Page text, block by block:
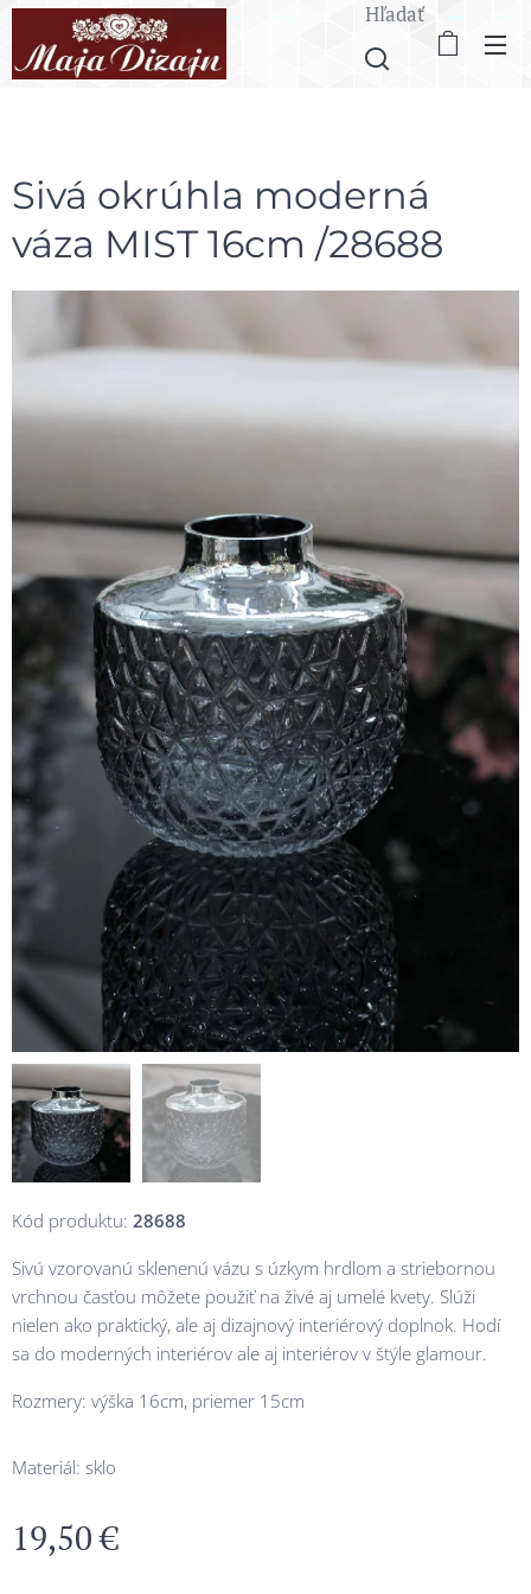
Hľadať
Sivá okrúhla moderná
váza MIST 16cm /28688
Kód produktu: 28688
Sivú vzorovanú sklenenú vázu s úzkym hrdlom a striebornou
vrchnou časťou môžete použiť na živé aj umelé kvety. Slúži
nielen ako praktický, ale aj dizajnový interiérový doplnok. Hodí
sa do moderných interiérov ale aj interiérov v štýle glamour.
Rozmery: výška 16cm, priemer 15cm
Materiál: sklo
19,50€